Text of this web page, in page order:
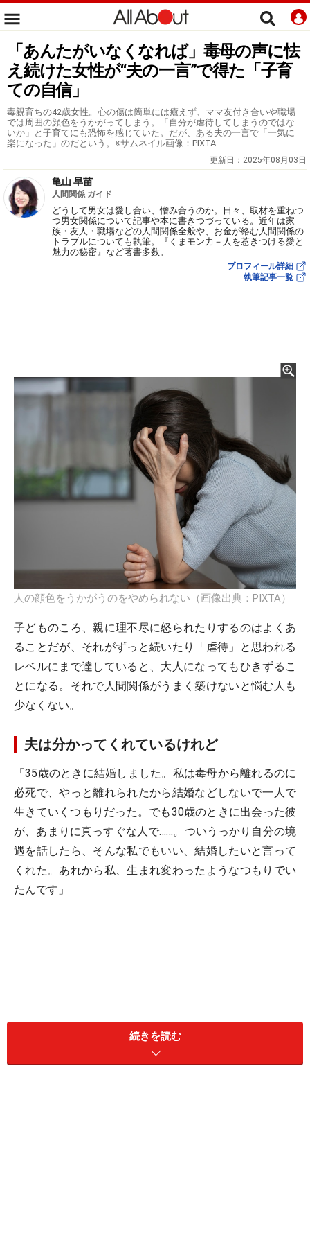
「あんたがいなくなれば」毒母の声に怯
え続けた女性が“夫の一言”で得た「子育
ての自信」
毒親育ちの42歳女性。心の傷は簡単には癒えず、ママ友付き合いや職場
では周囲の顔色をうかがってしまう。「自分が虐待してしまうのではな
いか」と子育てにも恐怖を感じていた。だが、ある夫の一言で「一気に
楽になった」のだという。※サムネイル画像：PIXTA
更新日： 2025年08月03日
亀山 早苗
人間関係 ガイド
どうして男女は愛し合い、憎み合うのか。日々、取材を重ねつ
つ男女関係について記事や本に書きつづっている。近年は家
族・友人・職場などの人間関係全般や、お金が絡む人間関係の
トラブルについても執筆。『くまモン力－人を惹きつける愛と
魅力の秘密』など著書多数。
プロフィール詳細
執筆記事一覧
人の顔色をうかがうのをやめられない（画像出典：PIXTA）
子どものころ、親に理不尽に怒られたりするのはよくあ
ることだが、それがずっと続いたり「虐待」と思われる
レベルにまで達していると、大人になってもひきずるこ
とになる。それで人間関係がうまく築けないと悩む人も
少なくない。
夫は分かってくれているけれど
「35歳のときに結婚しました。私は毒母から離れるのに
必死で、やっと離れられたから結婚などしないで一人で
生きていくつもりだった。でも30歳のときに出会った彼
が、あまりに真っすぐな人で……。ついうっかり自分の境
遇を話したら、そんな私でもいい、結婚したいと言って
くれた。あれから私、生まれ変わったようなつもりでい
たんです」
続きを読む